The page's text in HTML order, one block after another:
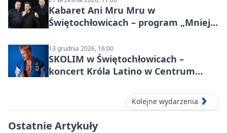
Kabaret Ani Mru Mru w
Świętochłowicach – program „Mniej
13 grudnia 2026, 16:00
SKOLIM w Świętochłowicach –
koncert Króla Latino w Centrum
Kolejne wydarzenia
Ostatnie Artykuły